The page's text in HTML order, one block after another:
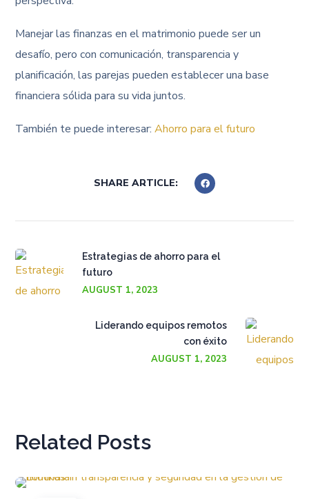
Manejar las finanzas en el matrimonio puede ser un
desafío, pero con comunicación, transparencia y
planificación, las parejas pueden establecer una base
financiera sólida para su vida juntos.
También te puede interesar:Ahorro para el futuro
SHARE ARTICLE:
Estrategias de ahorro para el
futuro
AUGUST 1, 2023
Liderando equipos remotos
con éxito
AUGUST 1, 2023
Related Posts